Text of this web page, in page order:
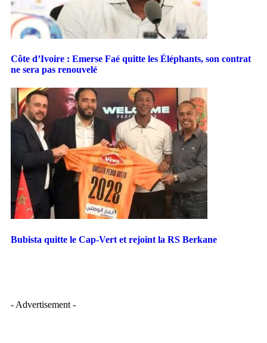
Côte d’Ivoire : Emerse Faé quitte les Éléphants, son contrat
ne sera pas renouvelé
Bubista quitte le Cap-Vert et rejoint la RS Berkane
- Advertisement -